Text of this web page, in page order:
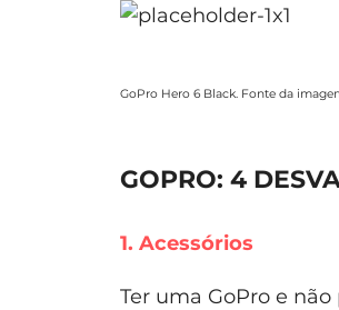
GoPro Hero 6 Black. Fonte da
GOPRO: 4
1. Acessórios
Ter uma GoPro e